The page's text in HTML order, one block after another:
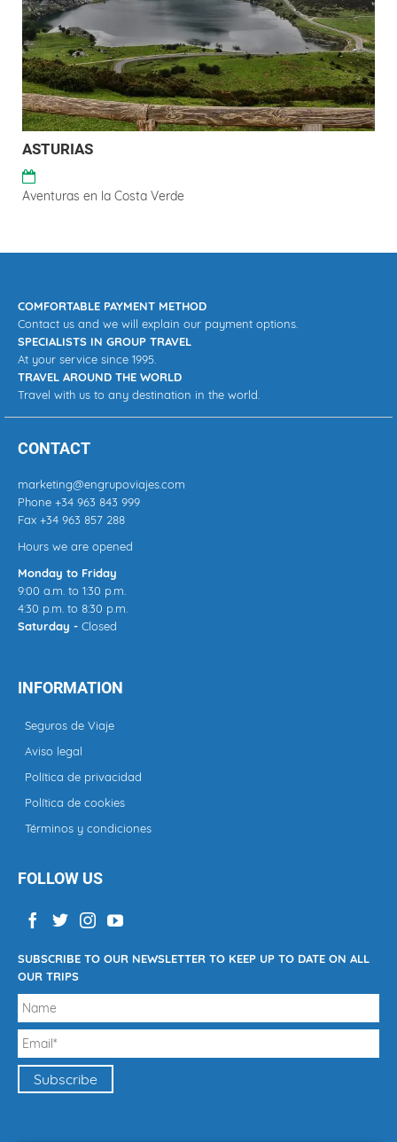
ASTURIAS
Aventuras en la Costa Verde
COMFORTABLE PAYMENT METHOD
Contact us and we will explain our payment options.
SPECIALISTS IN GROUP TRAVEL
At your service since 1995.
TRAVEL AROUND THE WORLD
Travel with us to any destination in the world.
CONTACT
marketing@engrupoviajes.com
Phone +34 963 843 999
Fax +34 963 857 288
Hours we are opened
Monday to Friday
9:00 a.m. to 1:30 p.m.
4:30 p.m. to 8:30 p.m.
Saturday - Closed
INFORMATION
Seguros de Viaje
Aviso legal
Política de privacidad
Política de cookies
Términos y condiciones
FOLLOW US
SUBSCRIBE TO OUR NEWSLETTER TO KEEP UP TO DATE ON ALL
OUR TRIPS